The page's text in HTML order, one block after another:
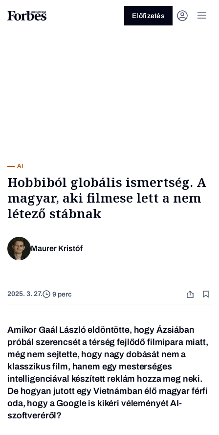
Előfizetés
AI
Hobbiból globális ismertség. A
magyar, aki filmese lett a nem
létező stábnak
Maurer Kristóf
2025. 3. 27. 9 perc
Amikor Gaál László eldöntötte, hogy Ázsiában
próbál szerencsét a térség fejlődő filmipara miatt,
még nem sejtette, hogy nagy dobását nem a
klasszikus film, hanem egy mesterséges
intelligenciával készített reklám hozza meg neki.
De hogyan jutott egy Vietnámban élő magyar férfi
oda, hogy a Google is kikéri véleményét AI-
szoftveréről?